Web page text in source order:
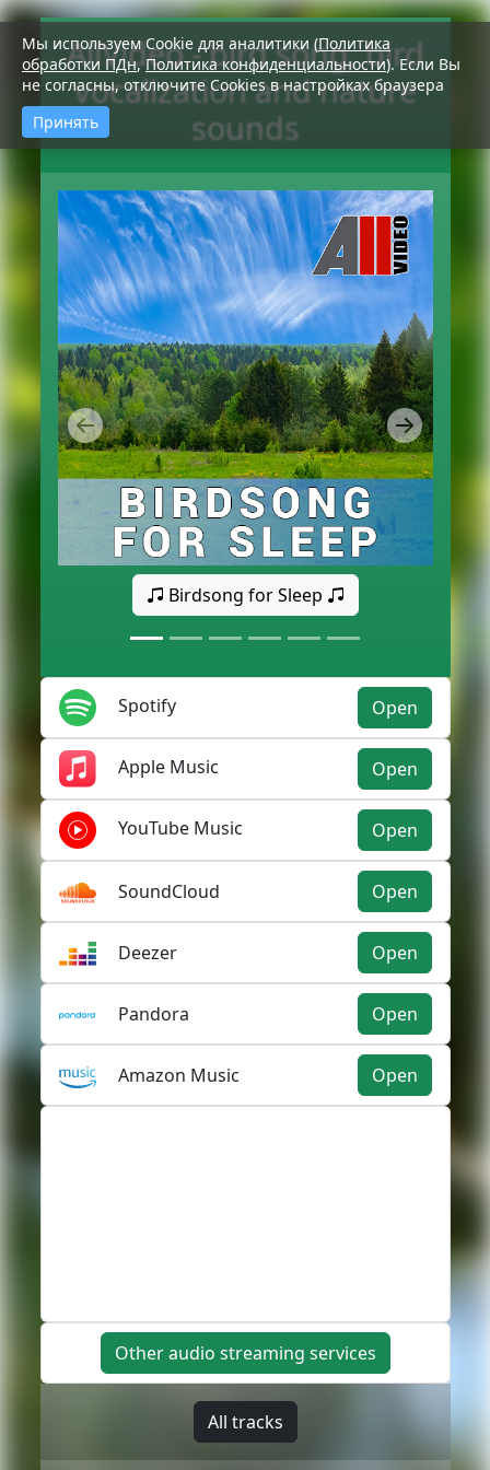
AllVideo - bird song, bird
vocalization and nature
sounds
Birdsong for Sleep
Previous Next
Spotify Open
Apple Music Open
YouTube Music Open
SoundCloud Open
Deezer Open
Pandora Open
Amazon Music Open
Other audio streaming services
All tracks
Мы используем Сookie для аналитики (Политика
обработки ПДн,Политика конфиденциальности). Если Вы
не согласны, отключите Cookies в настройках браузера
Принять